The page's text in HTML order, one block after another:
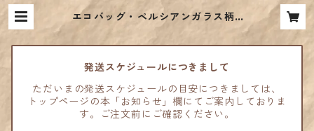
エコバッグ・ペルシアンガラス柄 |
古代オリエント博物館ウェブショッ
プ
発送スケジュールにつきまして
ただいまの発送スケジュールの目安につきましては、
トップページの本「お知らせ」欄にてご案内しておりま
す。ご注文前にご確認ください。